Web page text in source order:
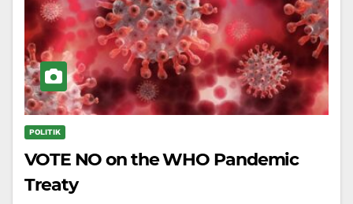
POLITIK
VOTE NO on the WHO Pandemic
Treaty